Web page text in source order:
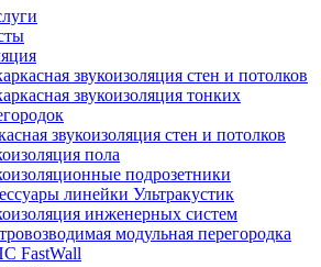
звукоизоляция стен и потолков
звукоизоляция тонких
звукоизоляция стен и потолков
пола
подрозетники
линейки Ультракустик
инженерных систем
модульная перегородка
FastWall